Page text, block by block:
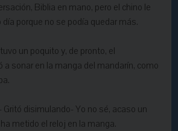
Biblia en mano, pero el chino le
porque no se podía quedar más.
un poquito y, de pronto, el
a sonar en la manga del mandarín, como
disimulando- Yo no sé, acaso un
metido el reloj en la manga.